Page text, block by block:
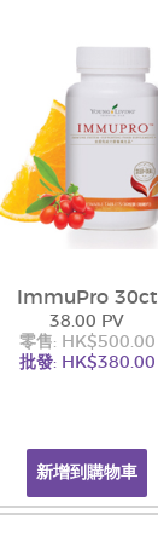
ImmuPro 30ct
38.00 PV
零售: HK$500.00
批發: HK$380.00
新增到購物車